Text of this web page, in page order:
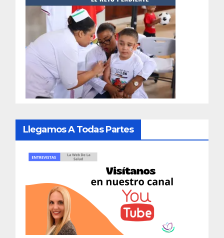
Llegamos A Todas Partes